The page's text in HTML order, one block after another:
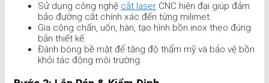
Sử dụng công nghệ cắt laser CNC hiện đại giúp đảm
bảo đường cắt chính xác đến từng milimet.
Gia công chấn, uốn, hàn, tạo hình bồn inox theo đúng
bản thiết kế.
Đánh bóng bề mặt để tăng độ thẩm mỹ và bảo vệ bồn
khỏi tác động môi trường.